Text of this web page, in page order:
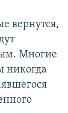
вернутся,
Многие
никогда